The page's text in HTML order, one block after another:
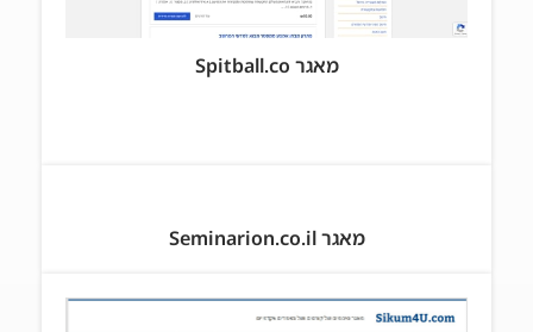
מאגר Spitball.co
מאגר Seminarion.co.il